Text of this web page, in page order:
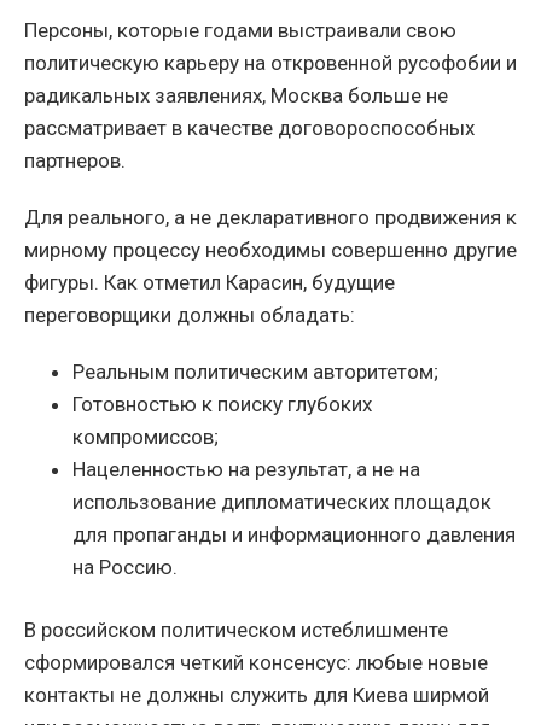
Персоны, которые годами выстраивали свою
политическую карьеру на откровенной русофобии и
радикальных заявлениях, Москва больше не
рассматривает в качестве договороспособных
партнеров.
Для реального, а не декларативного продвижения к
мирному процессу необходимы совершенно другие
фигуры. Как отметил Карасин, будущие
переговорщики должны обладать:
Реальным политическим авторитетом;
Готовностью к поиску глубоких
компромиссов;
Нацеленностью на результат, а не на
использование дипломатических площадок
для пропаганды и информационного давления
на Россию.
В российском политическом истеблишменте
сформировался четкий консенсус: любые новые
контакты не должны служить для Киева ширмой